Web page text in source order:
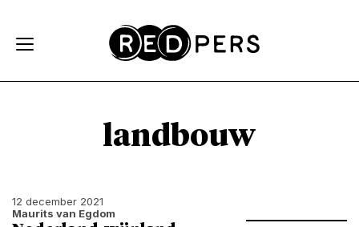
landbouw
12 december 2021
Maurits van Egdom